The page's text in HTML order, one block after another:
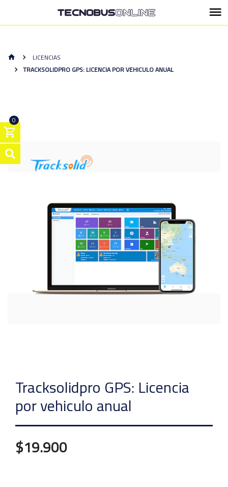
0
LICENCIAS
TRACKSOLIDPRO GPS: LICENCIA POR VEHICULO ANUAL
Tracksolidpro GPS: Licencia
por vehiculo anual
$19.900